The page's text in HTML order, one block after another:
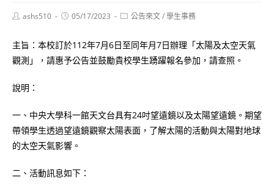
Postashs510
Post05/17/2023
Post公告來文/學生事務
主旨：本校訂於112年7月6日至同年月7日辦理「太陽及太空天氣
觀測」，請惠予公告並鼓勵貴校學生踴躍報名參加，請查照。
說明：
一、中央大學科一館天文台具有24吋望遠鏡以及太陽望遠鏡。期望
帶領學生透過望遠鏡觀察太陽表面，了解太陽的活動與太陽對地球
的太空天氣影響。
二、活動訊息如下：